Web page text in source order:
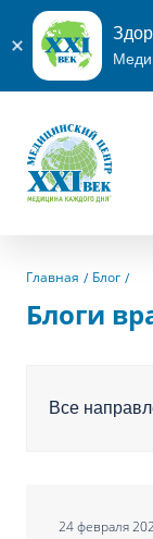
Главная Блог
Блоги
Все
24 февраля